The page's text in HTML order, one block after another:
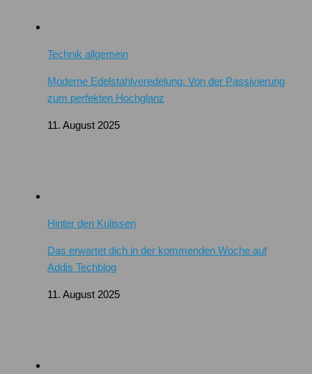
Technik allgemein
Moderne Edelstahlveredelung: Von der Passivierung
zum perfekten Hochglanz
11. August 2025
Hinter den Kulissen
Das erwartet dich in der kommenden Woche auf
Addis Techblog
11. August 2025